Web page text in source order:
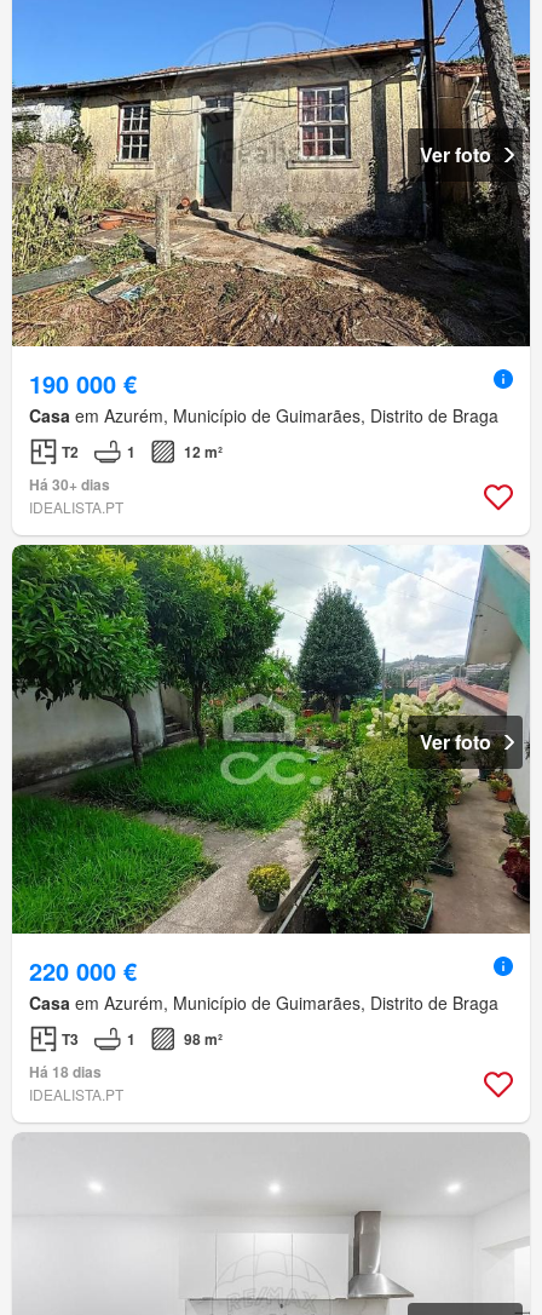
Ver foto
190 000 €
Casa em Azurém, Município de Guimarães, Distrito de Braga
T2 1
12 m²
Há 30+ dias
IDEALISTA.PT
Ver foto
220 000 €
Casa em Azurém, Município de Guimarães, Distrito de Braga
T3 1
98 m²
Há 18 dias
IDEALISTA.PT